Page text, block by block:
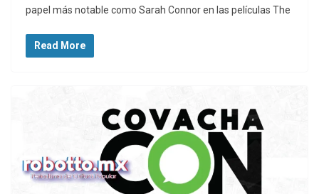
papel más notable como Sarah Connor en las películas The
Read More